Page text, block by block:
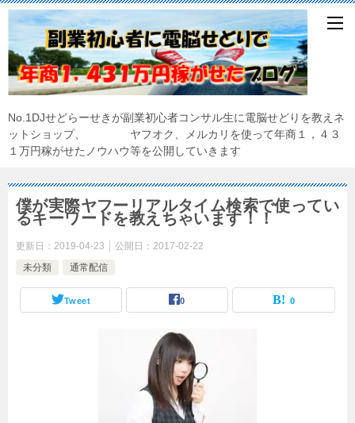
No.1DJせどらーせきが副業初心者コンサル生に電脳せどりを教えネ
ットショップ、 ヤフオク、メルカリを使って年商１，４３
１万円稼がせたノウハウ等を公開していきます
僕が実際ヤフーリアルタイム検索で使ってい
るキーワードを教えちゃいます！！
更新日： 2019-04-23 公開日： 2017-02-22
未分類
通常配信
Tweet 0 0